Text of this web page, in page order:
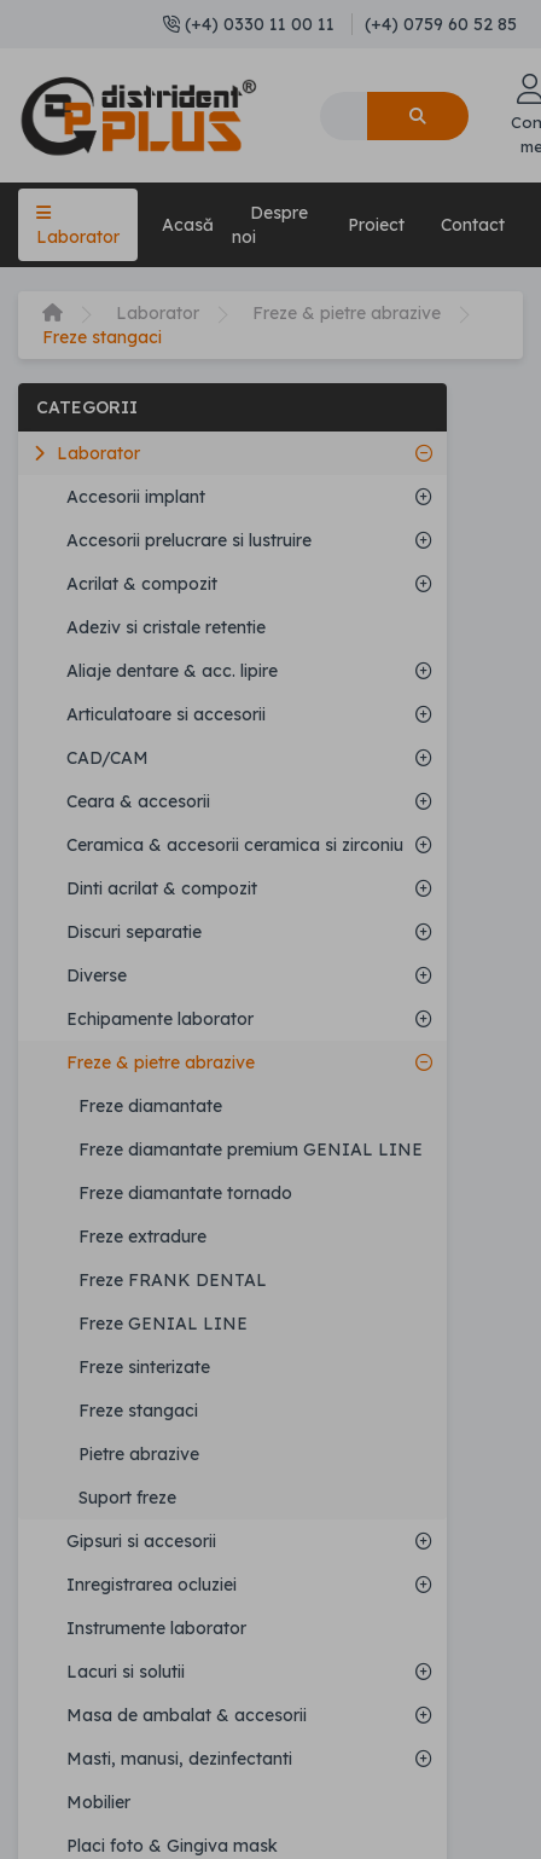
(+4) 0330 11 00 11 (+4) 0759 60 52 85
Laborator
Acasă
Despre
noi
Proiect Contact
Laborator
Freze & pietre abrazive
Freze stangaci
CATEGORII
Laborator
Accesorii implant
Accesorii prelucrare si lustruire
Acrilat & compozit
Adeziv si cristale retentie
Aliaje dentare & acc. lipire
Articulatoare si accesorii
CAD/CAM
Ceara & accesorii
Ceramica & accesorii ceramica si zirconiu
Dinti acrilat & compozit
Discuri separatie
Diverse
Echipamente laborator
Freze & pietre abrazive
Freze diamantate
Freze diamantate premium GENIAL LINE
Freze diamantate tornado
Freze extradure
Freze FRANK DENTAL
Freze GENIAL LINE
Freze sinterizate
Freze stangaci
Pietre abrazive
Suport freze
Gipsuri si accesorii
Inregistrarea ocluziei
Instrumente laborator
Lacuri si solutii
Masa de ambalat & accesorii
Masti, manusi, dezinfectanti
Mobilier
Placi foto & Gingiva mask